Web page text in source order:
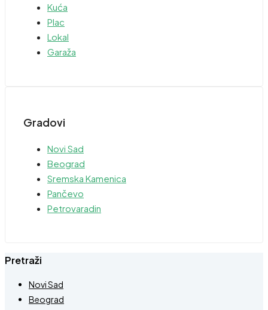
Kuća
Plac
Lokal
Garaža
Gradovi
Novi Sad
Beograd
Sremska Kamenica
Pančevo
Petrovaradin
Pretraži
Novi Sad
Beograd